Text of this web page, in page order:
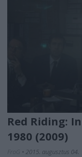
Red Riding:
1980 (2009)
• 2015. augusztus 04.